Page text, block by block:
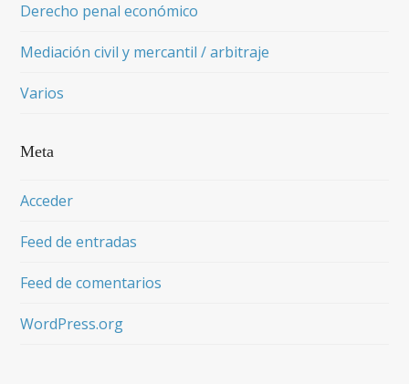
Derecho penal económico
Mediación civil y mercantil / arbitraje
Varios
Meta
Acceder
Feed de entradas
Feed de comentarios
WordPress.org